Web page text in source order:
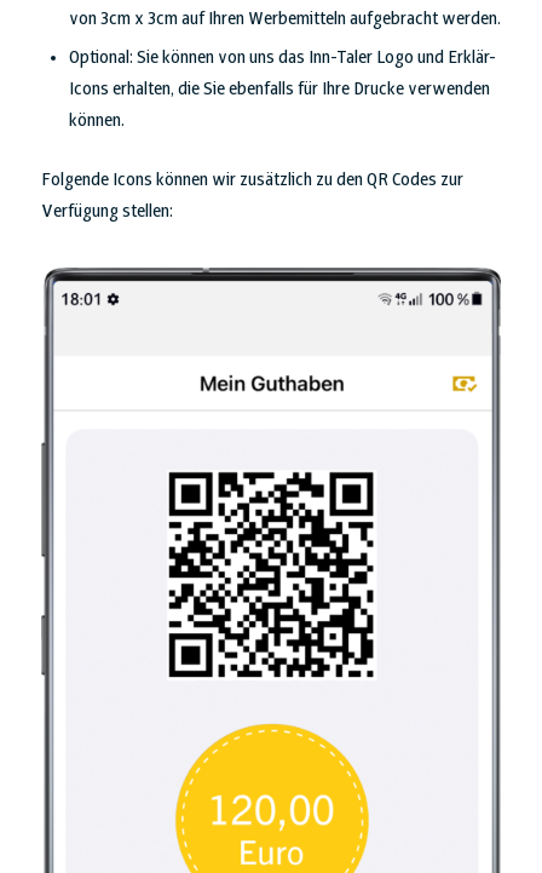
von 3cm x 3cm auf Ihren Werbemitteln aufgebracht werden.
Optional: Sie können von uns das Inn-Taler Logo und Erklär-
Icons erhalten, die Sie ebenfalls für Ihre Drucke verwenden
können.
Folgende Icons können wir zusätzlich zu den QR Codes zur
Verfügung stellen: